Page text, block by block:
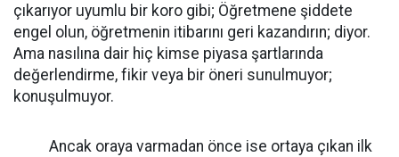
çıkarıyor uyumlu bir koro gibi; Öğretmene şiddete
engel olun, öğretmenin itibarını geri kazandırın; diyor.
Ama nasılına dair hiç kimse piyasa şartlarında
değerlendirme, fikir veya bir öneri sunulmuyor;
konuşulmuyor.
Ancak oraya varmadan önce ise ortaya çıkan ilk